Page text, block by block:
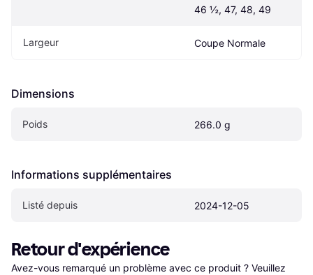
46 ½, 47, 48, 49
Largeur Coupe Normale
Dimensions
Poids 266.0 g
Informations supplémentaires
Listé depuis 2024-12-05
Retour d'expérience
Avez-vous remarqué un problème avec ce produit ? Veuillez